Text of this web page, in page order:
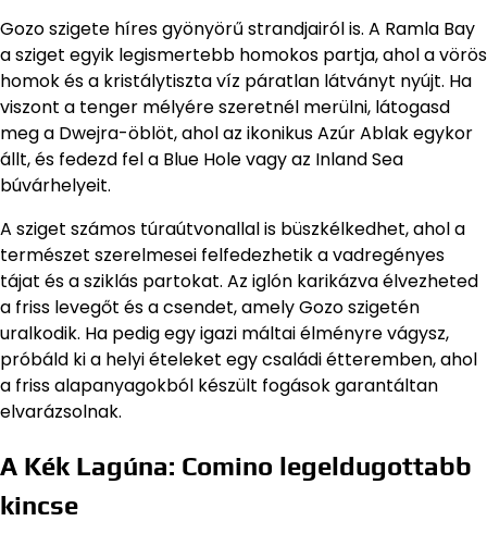
Gozo szigete híres gyönyörű strandjairól is. A Ramla Bay
a sziget egyik legismertebb homokos partja, ahol a vörös
homok és a kristálytiszta víz páratlan látványt nyújt. Ha
viszont a tenger mélyére szeretnél merülni, látogasd
meg a Dwejra-öblöt, ahol az ikonikus Azúr Ablak egykor
állt, és fedezd fel a Blue Hole vagy az Inland Sea
búvárhelyeit.
A sziget számos túraútvonallal is büszkélkedhet, ahol a
természet szerelmesei felfedezhetik a vadregényes
tájat és a sziklás partokat. Az iglón karikázva élvezheted
a friss levegőt és a csendet, amely Gozo szigetén
uralkodik. Ha pedig egy igazi máltai élményre vágysz,
próbáld ki a helyi ételeket egy családi étteremben, ahol
a friss alapanyagokból készült fogások garantáltan
elvarázsolnak.
A Kék Lagúna: Comino legeldugottabb
kincse